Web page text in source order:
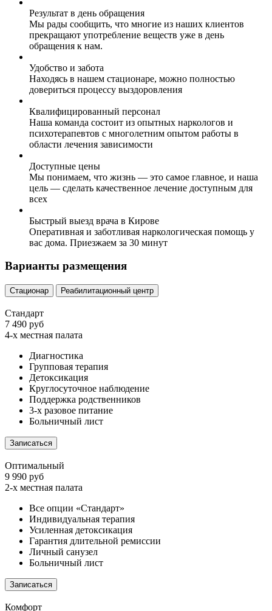
Результат в день обращения
Мы рады сообщить, что многие из наших клиентов
прекращают употребление веществ уже в день
обращения к нам.
Удобство и забота
Находясь в нашем стационаре, можно полностью
довериться процессу выздоровления
Квалифицированный персонал
Наша команда состоит из опытных наркологов и
психотерапевтов с многолетним опытом работы в
области лечения зависимости
Доступные цены
Мы понимаем, что жизнь — это самое главное, и наша
цель — сделать качественное лечение доступным для
всех
Быстрый выезд врача в Кирове
Оперативная и заботливая наркологическая помощь у
вас дома. Приезжаем за 30 минут
Варианты размещения
Стационар Реабилитационный центр
Стандарт
7 490 руб
4-х местная палата
Диагностика
Групповая терапия
Детоксикация
Круглосуточное наблюдение
Поддержка родственников
3-х разовое питание
Больничный лист
Записаться
Оптимальный
9 990 руб
2-х местная палата
Все опции «Стандарт»
Индивидуальная терапия
Усиленная детоксикация
Гарантия длительной ремиссии
Личный санузел
Больничный лист
Записаться
Комфорт